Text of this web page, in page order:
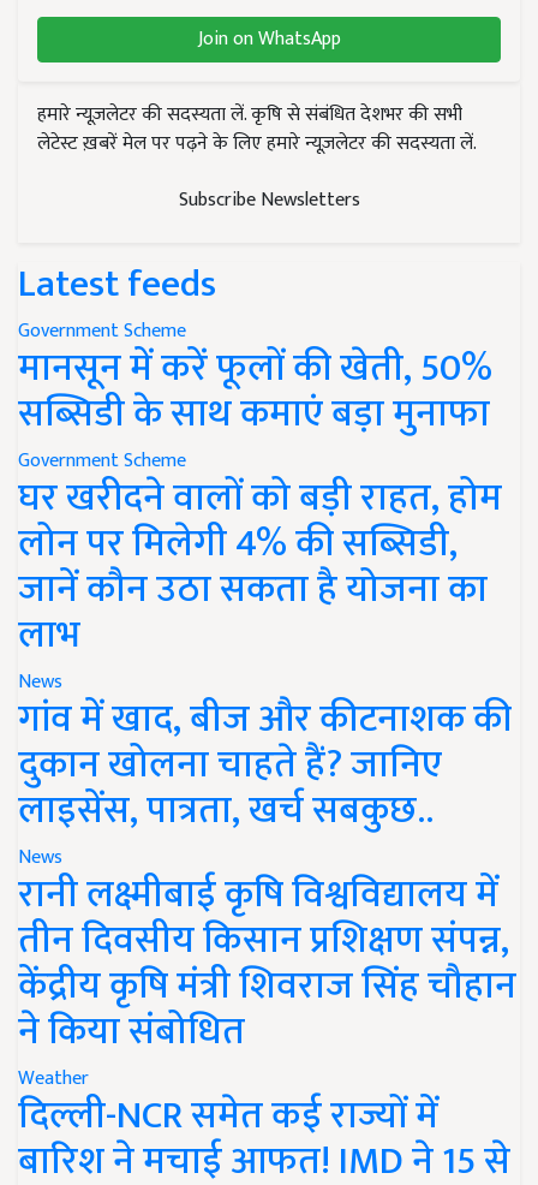
Join on WhatsApp
हमारे न्यूज़लेटर की सदस्यता लें. कृषि से संबंधित देशभर की सभी
लेटेस्ट ख़बरें मेल पर पढ़ने के लिए हमारे न्यूज़लेटर की सदस्यता लें.
Subscribe Newsletters
Latest feeds
Government Scheme
मानसून में करें फूलों की खेती, 50%
सब्सिडी के साथ कमाएं बड़ा मुनाफा
Government Scheme
घर खरीदने वालों को बड़ी राहत, होम
लोन पर मिलेगी 4% की सब्सिडी,
जानें कौन उठा सकता है योजना का
लाभ
News
गांव में खाद, बीज और कीटनाशक की
दुकान खोलना चाहते हैं? जानिए
लाइसेंस, पात्रता, खर्च सबकुछ..
News
रानी लक्ष्मीबाई कृषि विश्वविद्यालय में
तीन दिवसीय किसान प्रशिक्षण संपन्न,
केंद्रीय कृषि मंत्री शिवराज सिंह चौहान
ने किया संबोधित
Weather
दिल्ली-NCR समेत कई राज्यों में
बारिश ने मचाई आफत! IMD ने 15 से